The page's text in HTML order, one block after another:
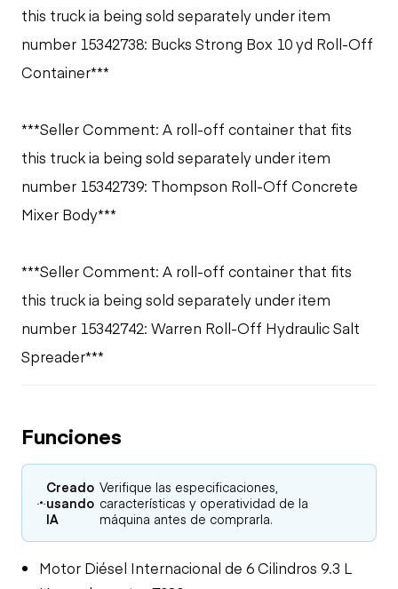
this truck ia being sold separately under item
number 15342738: Bucks Strong Box 10 yd Roll-Off
Container***
***Seller Comment: A roll-off container that fits
this truck ia being sold separately under item
number 15342739: Thompson Roll-Off Concrete
Mixer Body***
***Seller Comment: A roll-off container that fits
this truck ia being sold separately under item
number 15342742: Warren Roll-Off Hydraulic Salt
Spreader***
Funciones
Creado
usando
IA
Verifique las especificaciones,
características y operatividad de la
máquina antes de comprarla.
Motor Diésel Internacional de 6 Cilindros 9.3 L